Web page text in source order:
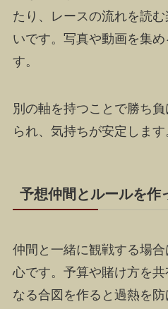
たり、レースの流れを読
いです。写真や動画を集
す。
別の軸を持つことで勝ち
られ、気持ちが安定します
予想仲間とルールを作
仲間と一緒に観戦する場
心です。予算や賭け方を
なる合図を作ると過熱を